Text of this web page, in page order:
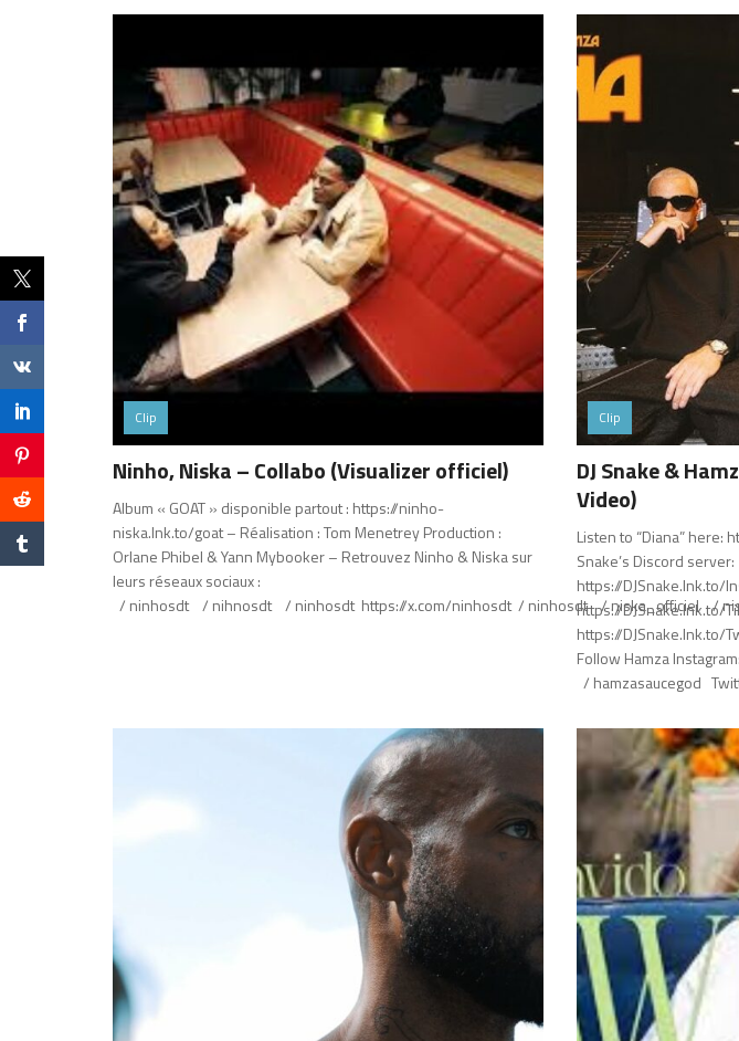
Clip
Ninho, Niska – Collabo (Visualizer officiel)
Album « GOAT » disponible partout : https://ninho-
niska.lnk.to/goat – Réalisation : Tom Menetrey Production :
Orlane Phibel & Yann Mybooker – Retrouvez Ninho & Niska sur
leurs réseaux sociaux :
/ ninhosdt / nihnosdt / ninhosdt https://x.com/ninhosdt / ninhosdt / niska_officiel /
Clip
DJ Snake &
Video)
Listen to “Diana” here:
Snake’s Discord
https://DJSnake.lnk.to/
https://DJSnake.lnk.to/
https://DJSnake.lnk.to/
Follow Hamza
/ hamzasaucegod